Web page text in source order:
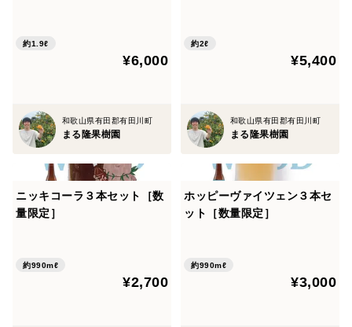
約1.9ℓ
¥6,000
和歌山県有田郡有田川町
まる隆果樹園
約2ℓ
¥5,400
和歌山県有田郡有田川町
まる隆果樹園
ニッキコーラ３本セット［数
量限定］
約990mℓ
¥2,700
ホッピーヴァイツェン３本セ
ット［数量限定］
約990mℓ
¥3,000